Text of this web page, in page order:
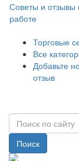
Советы и отзывы
работе
Торговые
Все
Добавьте
отзыв
Поиск